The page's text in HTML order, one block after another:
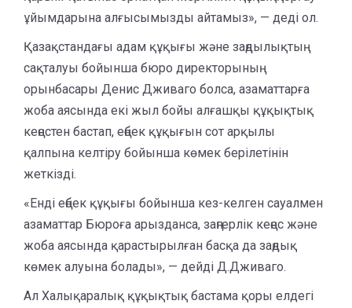
ұйымдарына алғысымызды айтамыз», — деді ол.
Қазақстандағы адам құқығы және заңдылықтың
сақталуы бойынша бюро директорының
орынбасары Денис Дживаго болса, азаматтарға
жоба аясында екі жыл бойы алғашқы құқықтық
кеңестен бастап, еңбек құқығын сот арқылы
қалпына келтіру бойынша көмек берілетінін
жеткізді.
«Енді еңбек құқығы бойынша кез-келген сауалмен
азаматтар Бюроға арызданса, заңгерлік кеңес және
жоба аясында қарастырылған басқа да заңдық
көмек алуына болады», — дейді Д.Дживаго.
Ал Халықаралық құқықтық бастама қоры елдегі